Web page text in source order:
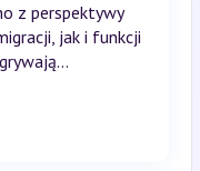
z perspektywy
jak i funkcji